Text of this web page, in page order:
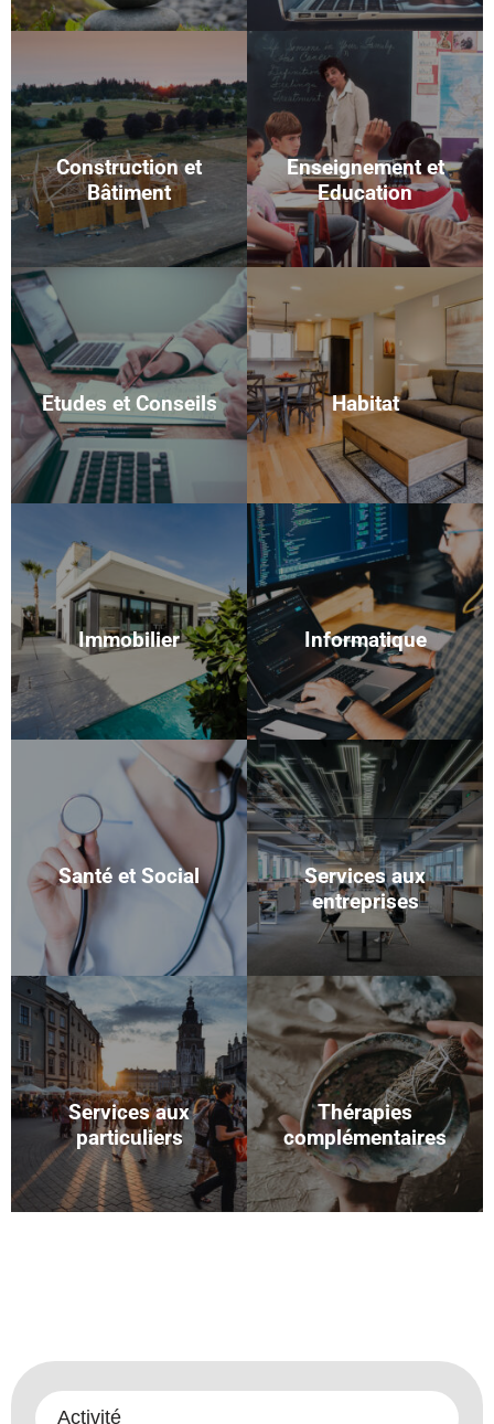
Construction et
Bâtiment
Enseignement et
Education
Etudes et Conseils Habitat
Immobilier Informatique
Santé et Social
Services aux
entreprises
Services aux
particuliers
Thérapies
complémentaires